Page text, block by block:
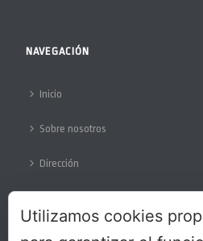
NAVEGACIÓN
Inicio
Sobre nosotros
Dirección
Utilizamos cookies